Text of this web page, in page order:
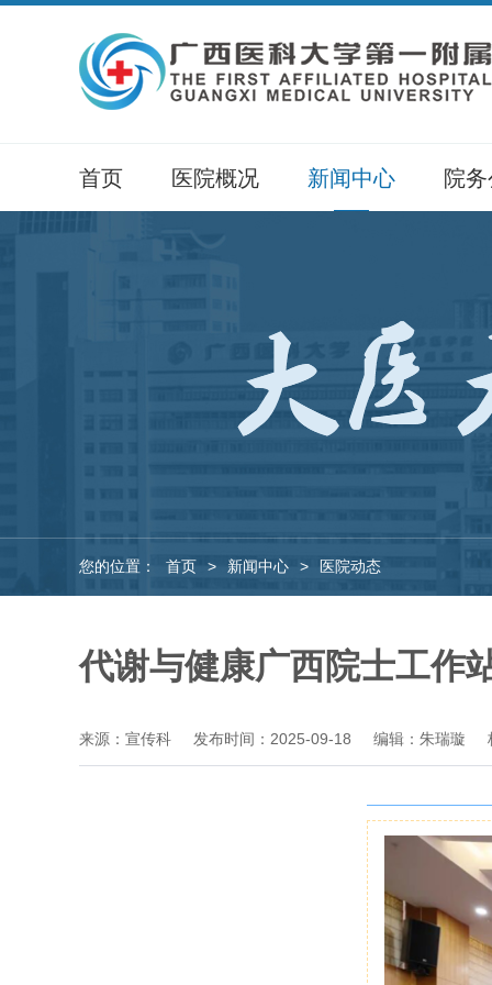
首页 医院概况 新闻中心 院
您的位置： 首页 > 新闻中心 > 医院动态
代谢与健康广西院士工作
来源：宣传科 发布时间：2025-09-18 编辑：朱瑞璇